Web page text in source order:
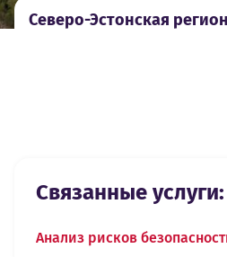
Северо-Эстонская
Связанные услуги:
Анализ рисков